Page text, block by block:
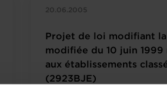
20.06.2005
Projet de loi modifiant
modifiée du 10 juin 1999
aux établissements
(2923BJE)